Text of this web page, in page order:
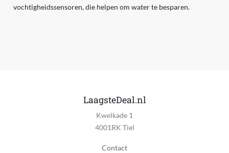
vochtigheidssensoren, die helpen om water te besparen.
LaagsteDeal.nl
Kwelkade 1
4001RK Tiel
Contact